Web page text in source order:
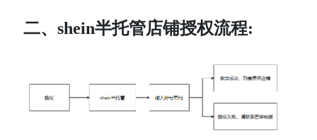
二、shein半托管店铺授权流程: